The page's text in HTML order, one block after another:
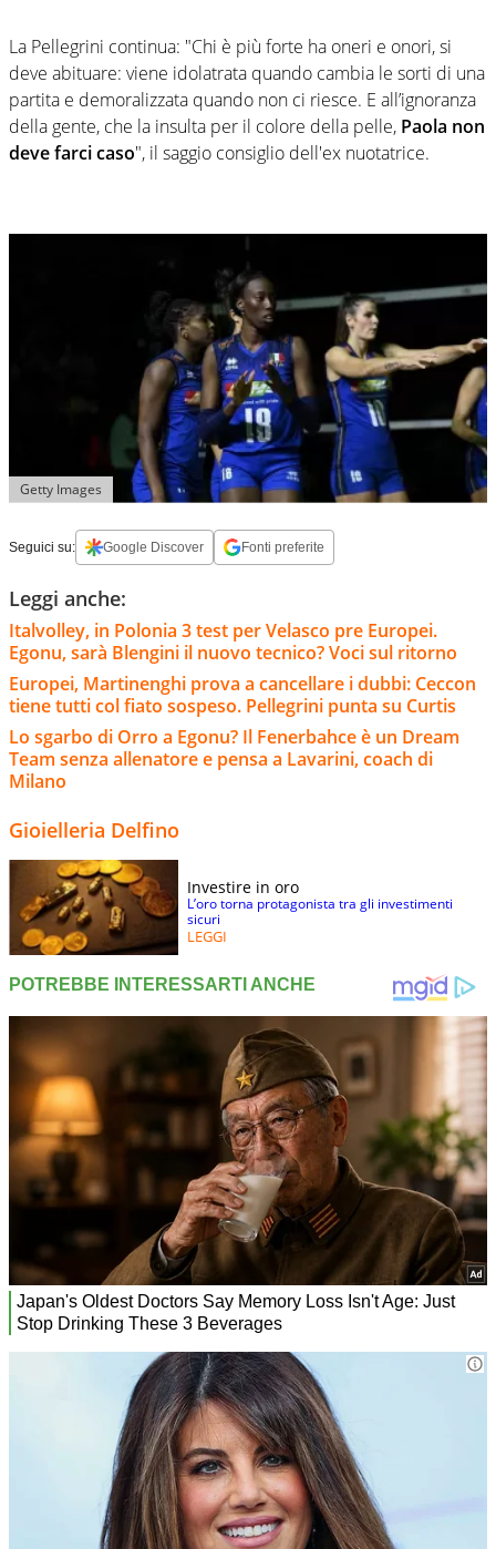
La Pellegrini continua: "Chi è più forte ha oneri e onori, si
deve abituare: viene idolatrata quando cambia le sorti di una
partita e demoralizzata quando non ci riesce. E all’ignoranza
della gente, che la insulta per il colore della pelle, Paola non
deve farci caso", il saggio consiglio dell'ex nuotatrice.
Getty Images
Seguici su: Google Discover Fonti preferite
Leggi anche:
Italvolley, in Polonia 3 test per Velasco pre Europei.
Egonu, sarà Blengini il nuovo tecnico? Voci sul ritorno
Europei, Martinenghi prova a cancellare i dubbi: Ceccon
tiene tutti col fiato sospeso. Pellegrini punta su Curtis
Lo sgarbo di Orro a Egonu? Il Fenerbahce è un Dream
Team senza allenatore e pensa a Lavarini, coach di
Milano
Gioielleria Delfino
Investire in oro
L’oro torna protagonista tra gli investimenti
sicuri
LEGGI